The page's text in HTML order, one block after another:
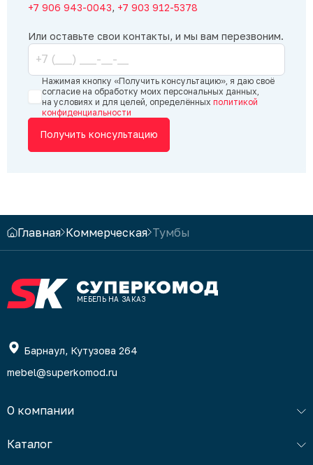
+7 906 943-0043, +7 903 912-5378
Или оставьте свои контакты, и мы вам перезвоним.
Нажимая кнопку «Получить консультацию», я даю своё
согласие на обработку моих персональных данных,
на условиях и для целей, определённых политикой
конфиденциальности
Получить консультацию
Главная Коммерческая Тумбы
МЕБЕЛЬ НА ЗАКАЗ
Барнаул, Кутузова 264
mebel@superkomod.ru
О компании
Каталог